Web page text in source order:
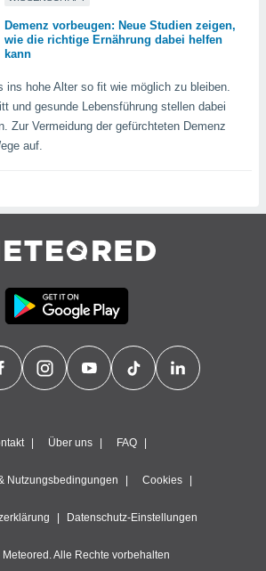
Demenz vorbeugen: Neue Studien zeigen,
wie die richtige Ernährung dabei helfen
kann
ins hohe Alter so fit wie möglich zu bleiben.
und gesunde Lebensführung stellen dabei
Zur Vermeidung der gefürchteten Demenz
auf.
Über uns FAQ
Nutzungsbedingungen Cookies
Datenschutz-Einstellungen
Alle Rechte vorbehalten